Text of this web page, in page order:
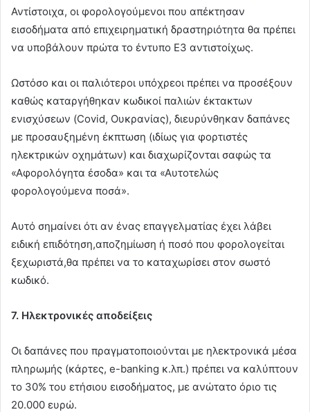
Αντίστοιχα, οι φορολογούμενοι που απέκτησαν
εισοδήματα από επιχειρηματική δραστηριότητα θα πρέπει
να υποβάλουν πρώτα το έντυπο Ε3 αντιστοίχως.
Ωστόσο και οι παλιότεροι υπόχρεοι πρέπει να προσέξουν
καθώς καταργήθηκαν κωδικοί παλιών έκτακτων
ενισχύσεων (Covid, Ουκρανίας), διευρύνθηκαν δαπάνες
με προσαυξημένη έκπτωση (ιδίως για φορτιστές
ηλεκτρικών οχημάτων) και διαχωρίζονται σαφώς τα
«Αφορολόγητα έσοδα» και τα «Αυτοτελώς
φορολογούμενα ποσά».
Αυτό σημαίνει ότι αν ένας επαγγελματίας έχει λάβει
ειδική επιδότηση,αποζημίωση ή ποσό που φορολογείται
ξεχωριστά,θα πρέπει να το καταχωρίσει στον σωστό
κωδικό.
7. Ηλεκτρονικές αποδείξεις
Οι δαπάνες που πραγματοποιούνται με ηλεκτρονικά μέσα
πληρωμής (κάρτες, e-banking κ.λπ.) πρέπει να καλύπτουν
το 30% του ετήσιου εισοδήματος, με ανώτατο όριο τις
20.000 ευρώ.